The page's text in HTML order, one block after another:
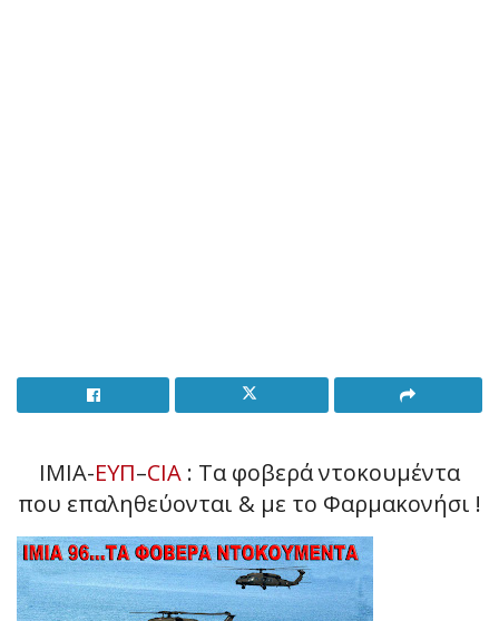
ΙΜΙΑ-ΕΥΠ–CIA : Tα φοβερά ντοκουμέντα
που επαληθεύονται & με το Φαρμακονήσι !